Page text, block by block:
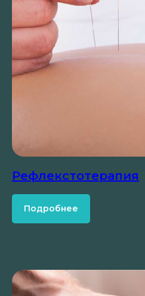
Рефлекстотерапия
Подробнее